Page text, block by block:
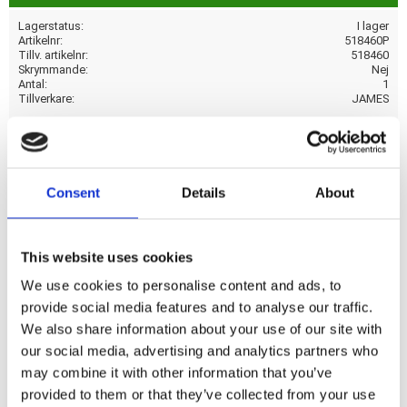
Consent Details About
This website uses cookies
We use cookies to personalise content and ads, to
provide social media features and to analyse our traffic.
We also share information about your use of our site with
our social media, advertising and analytics partners who
may combine it with other information that you’ve
provided to them or that they’ve collected from your use
Lagerstatus
I lager
Artikelnr
518460P
Tillv. artikelnr
518460
Skrymmande
Nej
Antal
1
Tillverkare
JAMES
Visa alla produkter från JAMES
60629-55.
Dela med dig
a
c
e
b